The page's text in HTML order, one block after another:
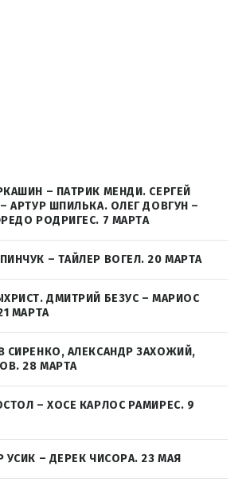
– ПАТРИК МЕНДИ. СЕРГЕЙ
АРТУР ШПИЛЬКА. ОЛЕГ ДОВГУН –
РОДРИГЕС. 7 МАРТА
– ТАЙЛЕР ВОГЕЛ. 20 МАРТА
ДМИТРИЙ БЕЗУС – МАРИОС
МАРТА
СИРЕНКО, АЛЕКСАНДР ЗАХОЖИЙ,
28 МАРТА
– ХОСЕ КАРЛОС РАМИРЕС. 9
УСИК – ДЕРЕК ЧИСОРА. 23 МАЯ